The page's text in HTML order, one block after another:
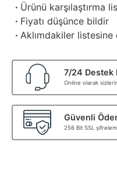
· Ürünü karşılaştırma
· Fiyatı düşünce bildir
· Aklımdakiler listesine
7/24 Destek
Online olarak
Güvenli
256 Bit SSL